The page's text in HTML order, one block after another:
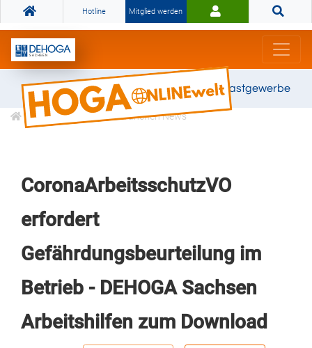
Hotline Mitglied werden
Gemeinsam stark für das Gastgewerbe
Informationen Branchen News
CoronaArbeitsschutzVO
erfordert
Gefährdungsbeurteilung im
Betrieb - DEHOGA Sachsen
Arbeitshilfen zum Download